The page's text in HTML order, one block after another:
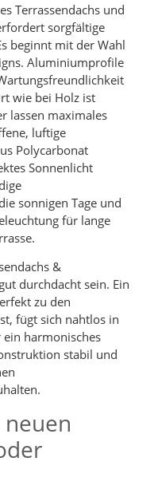
Terrassendachs und
sorgfältige
beginnt mit der Wahl
Aluminiumprofile
wie bei Holz ist
lassen maximales
luftige
Polycarbonat
Sonnenlicht
sonnigen Tage und
für lange
&
durchdacht sein. Ein
zu den
fügt sich nahtlos in
harmonisches
stabil und